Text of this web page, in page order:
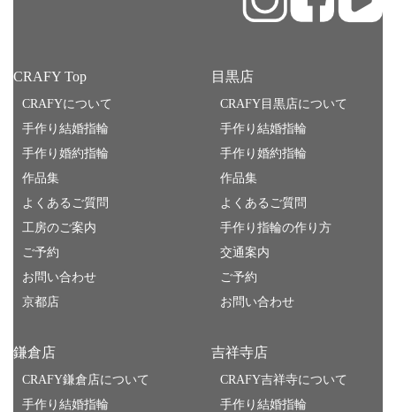
CRAFY Top
CRAFYについて
手作り結婚指輪
手作り婚約指輪
作品集
よくあるご質問
工房のご案内
ご予約
お問い合わせ
京都店
目黒店
CRAFY目黒店について
手作り結婚指輪
手作り婚約指輪
作品集
よくあるご質問
手作り指輪の作り方
交通案内
ご予約
お問い合わせ
鎌倉店
CRAFY鎌倉店について
手作り結婚指輪
吉祥寺店
CRAFY吉祥寺について
手作り結婚指輪